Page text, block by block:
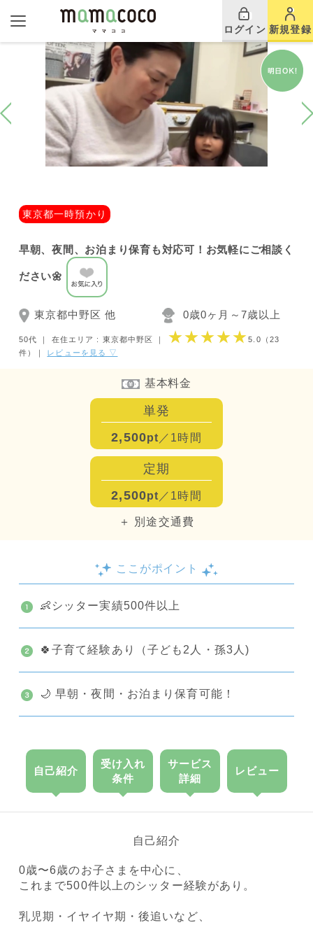
ログイン 新規登録
東京都一時預かり
早朝、夜間、お泊まり保育も対応可！お気軽にご相談く
ださい🌼
東京都中野区 他 0歳0ヶ月～7歳以上
50代 ｜ 在住エリア : 東京都中野区 ★★★★★5.0 （23
件）
レビューを見る ▽
基本料金
単発
2,500pt ／1時間
定期
2,500pt ／1時間
＋ 別途交通費
ここがポイント
👶シッター実績500件以上
🍀子育て経験あり（子ども2人・孫3人)
🌙 早朝・夜間・お泊まり保育可能！
自己紹介
受け入れ
条件
サービス
詳細
レビュー
自己紹介
0歳〜6歳のお子さまを中心に、
これまで500件以上のシッター経験があり。
乳児期・イヤイヤ期・後追いなど、